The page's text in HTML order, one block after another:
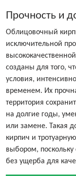
Прочность и
Облицовочный
исключительной
созданы для того,
условия,
временем. Их
территория
на долгие годы,
или замене. Такая
кирпич и
выбором,
без ущерба для